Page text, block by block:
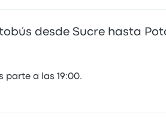
desde Sucre hasta
parte a las 19:00.